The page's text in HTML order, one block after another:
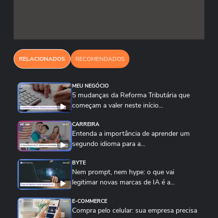
programas de fidelidade na loja.
cloud computing permitiu que empresas de todos
os portes pudessem contratar ferramentas de
biometria facial por assinatura, sem grandes
investimentos iniciais. Alguns fornecedores
brasileiros já oferecem soluções plug-and-play,
e automação comercial. Muitas dessas
ferramentas dispensam dispositivos especiais:
tablets ou celulares que já fazem parte do
cotidiano do comerciante são o suficiente para
RELACIONADOS RECOMENDADOS
MEU NEGÓCIO
5 mudanças da Reforma Tributária que
começam a valer neste início...
CARREIRA
Entenda a importância de aprender um
segundo idioma para a...
BYTE
Nem prompt, nem hype: o que vai
legitimar novas marcas de IA é a...
E-COMMERCE
Compra pelo celular: sua empresa precisa